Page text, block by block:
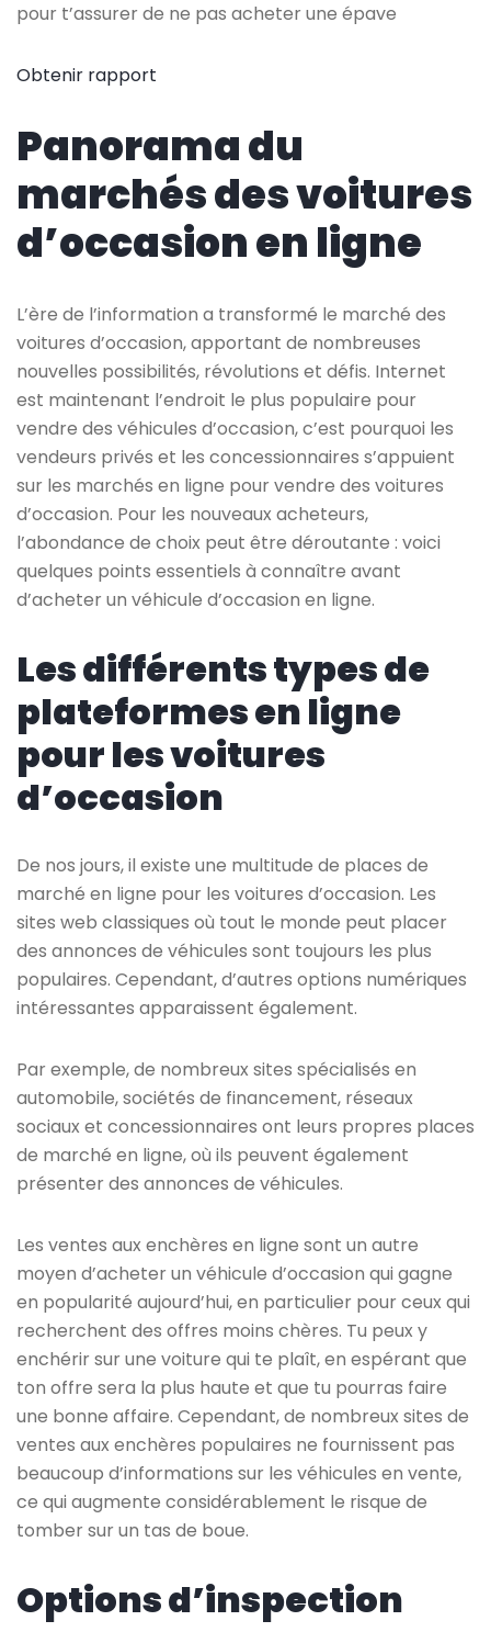
pour t’assurer de ne pas acheter une épave
Obtenir rapport
Panorama du
marchés des voitures
d’occasion en ligne
L’ère de l’information a transformé le marché des
voitures d’occasion, apportant de nombreuses
nouvelles possibilités, révolutions et défis. Internet
est maintenant l’endroit le plus populaire pour
vendre des véhicules d’occasion, c’est pourquoi les
vendeurs privés et les concessionnaires s’appuient
sur les marchés en ligne pour vendre des voitures
d’occasion. Pour les nouveaux acheteurs,
l’abondance de choix peut être déroutante : voici
quelques points essentiels à connaître avant
d’acheter un véhicule d’occasion en ligne.
Les différents types de
plateformes en ligne
pour les voitures
d’occasion
De nos jours, il existe une multitude de places de
marché en ligne pour les voitures d’occasion. Les
sites web classiques où tout le monde peut placer
des annonces de véhicules sont toujours les plus
populaires. Cependant, d’autres options numériques
intéressantes apparaissent également.
Par exemple, de nombreux sites spécialisés en
automobile, sociétés de financement, réseaux
sociaux et concessionnaires ont leurs propres places
de marché en ligne, où ils peuvent également
présenter des annonces de véhicules.
Les ventes aux enchères en ligne sont un autre
moyen d’acheter un véhicule d’occasion qui gagne
en popularité aujourd’hui, en particulier pour ceux qui
recherchent des offres moins chères. Tu peux y
enchérir sur une voiture qui te plaît, en espérant que
ton offre sera la plus haute et que tu pourras faire
une bonne affaire. Cependant, de nombreux sites de
ventes aux enchères populaires ne fournissent pas
beaucoup d’informations sur les véhicules en vente,
ce qui augmente considérablement le risque de
tomber sur un tas de boue.
Options d’inspection